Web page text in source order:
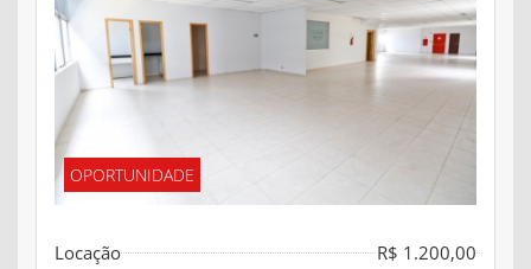
OPORTUNIDADE
Locação
R$ 1.200,00